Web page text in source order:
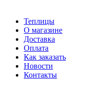
Теплицы
О магазине
Доставка
Оплата
Как заказать
Новости
Контакты